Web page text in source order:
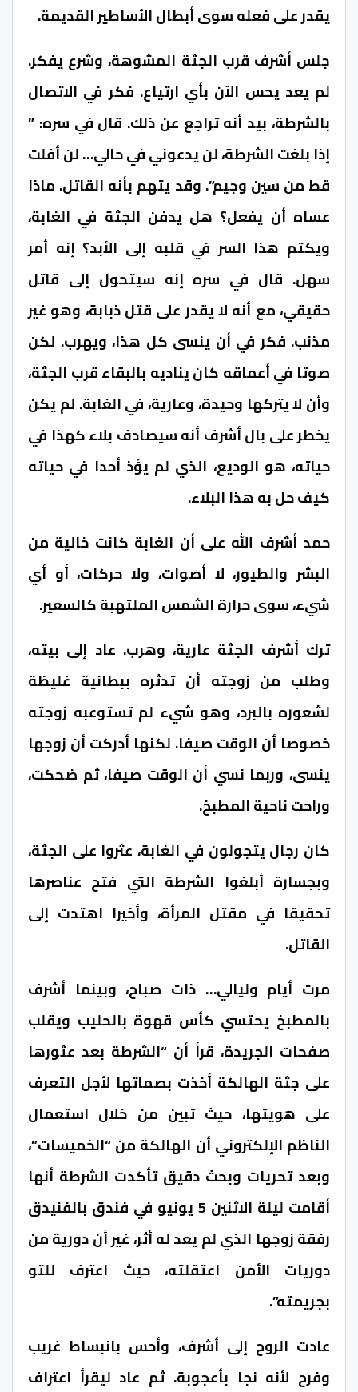
يقدر على فعله سوى أبطال الأساطير القديمة.
جلس أشرف قرب الجثة المشوهة، وشرع يفكر.
لم يعد يحس الآن بأي ارتياع. فكر في الاتصال
بالشرطة، بيد أنه تراجع عن ذلك. قال في سره: ”
إذا بلغت الشرطة، لن يدعوني في حالي… لن أفلت
قط من سين وجيم”. وقد يتهم بأنه القاتل. ماذا
عساه أن يفعل؟ هل يدفن الجثة في الغابة،
ويكتم هذا السر في قلبه إلى الأبد؟ إنه أمر
سهل. قال في سره إنه سيتحول إلى قاتل
حقيقي، مع أنه لا يقدر على قتل ذبابة، وهو غير
مذنب. فكر في أن ينسى كل هذا، ويهرب. لكن
صوتا في أعماقه كان يناديه بالبقاء قرب الجثة،
وأن لا يتركها وحيدة، وعارية، في الغابة. لم يكن
يخطر على بال أشرف أنه سيصادف بلاء كهذا في
حياته، هو الوديع، الذي لم يؤذ أحدا في حياته
كيف حل به هذا البلاء.
حمد أشرف الله على أن الغابة كانت خالية من
البشر والطيور، لا أصوات، ولا حركات، أو أي
شيء، سوى حرارة الشمس الملتهبة كالسعير.
ترك أشرف الجثة عارية، وهرب. عاد إلى بيته،
وطلب من زوجته أن تدثره ببطانية غليظة
لشعوره بالبرد، وهو شيء لم تستوعبه زوجته
خصوصا أن الوقت صيفا. لكنها أدركت أن زوجها
ينسى، وربما نسي أن الوقت صيفا، ثم ضحكت،
وراحت ناحية المطبخ.
كان رجال يتجولون في الغابة، عثروا على الجثة،
وبجسارة أبلغوا الشرطة التي فتح عناصرها
تحقيقا في مقتل المرأة، وأخيرا اهتدت إلى
القاتل.
مرت أيام وليالي… ذات صباح، وبينما أشرف
بالمطبخ يحتسي كأس قهوة بالحليب ويقلب
صفحات الجريدة، قرأ أن “الشرطة بعد عثورها
على جثة الهالكة أخذت بصماتها لأجل التعرف
على هويتها، حيث تبين من خلال استعمال
الناظم الإلكتروني أن الهالكة من “الخميسات”،
وبعد تحريات وبحث دقيق تأكدت الشرطة أنها
أقامت ليلة الاثنين 5 يونيو في فندق بالفنيدق
رفقة زوجها الذي لم يعد له أثر، غير أن دورية من
دوريات الأمن اعتقلته، حيث اعترف للتو
بجريمته”.
عادت الروح إلى أشرف، وأحس بانبساط غريب
وفرح لأنه نجا بأعجوبة. ثم عاد ليقرأ اعتراف